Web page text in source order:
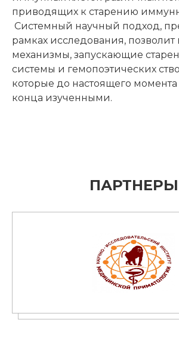
приводящих к старению
Системный научный подход,
рамках исследования, позволит
механизмы, запускающие
системы и гемопоэтических
которые до настоящего момента
конца изученными.
ПАРТНЕРЫ